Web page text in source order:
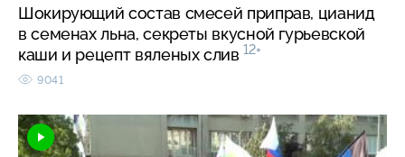
Шокирующий состав смесей приправ, цианид
в семенах льна, секреты вкусной гурьевской
каши и рецепт вяленых слив 12+
9041